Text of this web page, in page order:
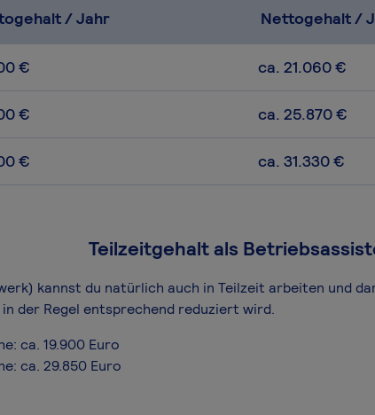
/ Jahr Nettogehalt /
€ ca. 21.060 €
€ ca. 25.870 €
€ ca. 31.330 €
Teilzeitgehalt als
kannst du natürlich auch in Teilzeit arbeiten und
der Regel entsprechend reduziert wird.
ca. 19.900 Euro
ca. 29.850 Euro